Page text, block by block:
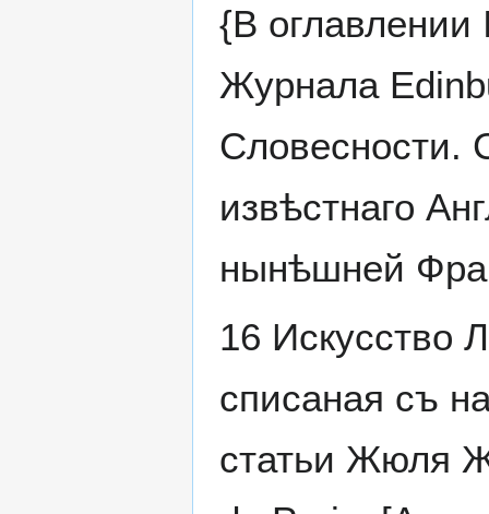
{В оглавлении
Журнала
Словесности.
извѣстнаго
нынѣшней
16 Искусство
списаная съ
статьи Жюля